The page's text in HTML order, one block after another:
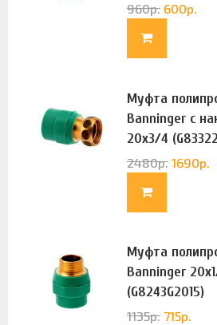
960р. 600р.
Муфта
Banninger с
20х3/4
2480р. 1690р.
Муфта
Banninger
(G8243G2015)
1135р. 715р.